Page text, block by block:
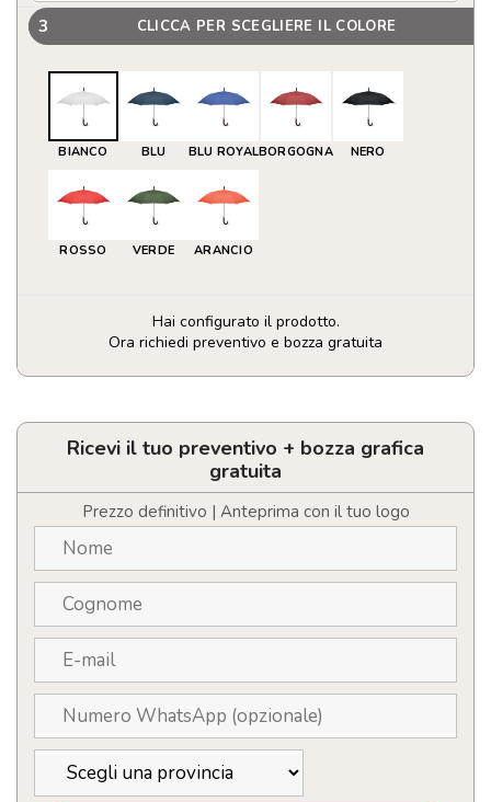
3 CLICCA PER SCEGLIERE IL COLORE
BIANCO BLU BLU ROYALBORGOGNA NERO
ROSSO VERDE ARANCIO
Hai configurato il prodotto.
Ora richiedi preventivo e bozza gratuita
Ombrello
apertura
automaticaRicevi il tuo preventivo + bozza grafica
gratuita
Prezzo definitivo | Anteprima con il tuo logo